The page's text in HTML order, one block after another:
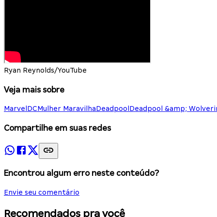
Ryan Reynolds/YouTube
Veja mais sobre
Marvel DCMulher MaravilhaDeadpool Deadpool &amp;
Compartilhe em suas redes
Encontrou algum erro neste conteúdo?
Envie seu comentário
Recomendados pra você